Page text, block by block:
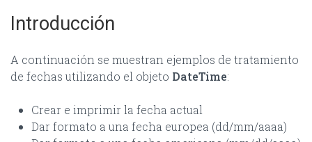
Introducción
A continuación se muestran ejemplos de tratamiento
de fechas utilizando el objeto DateTime:
Crear e imprimir la fecha actual
Dar formato a una fecha europea (dd/mm/aaaa)